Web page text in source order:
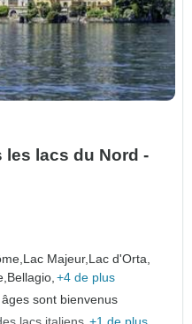
les lacs du Nord -
Lac Majeur, Lac d'Orta,
Bellagio, +4 de plus
sont bienvenus